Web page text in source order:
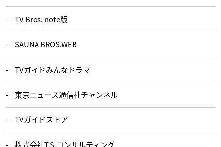
TV Bros. note版
SAUNA BROS.WEB
TVガイドみんなドラマ
東京ニュース通信社チャンネル
TVガイドストア
株式会社T.S.コンサルティング